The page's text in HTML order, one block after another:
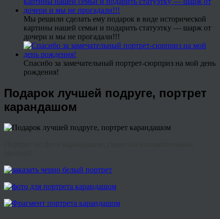
Мы решили сделать ему подарок в виде исторической
картины нашей семьи и подарить статуэтку — шарж от
дочери и мы не прогадали!!!
Спасибо за замечательный портрет-сюрприз на мой день
рождения!
Подарок лучшей подруге, портрет
карандашом